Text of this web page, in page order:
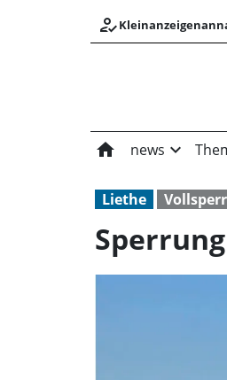
how_to_reg
home news expand_more
Liethe